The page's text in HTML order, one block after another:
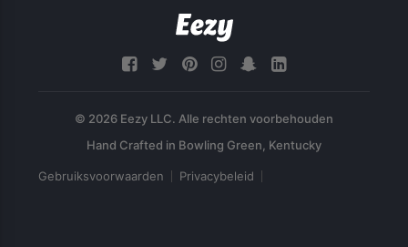
© 2026 Eezy LLC. Alle rechten voorbehouden
Gebruiksvoorwaarden Privacybeleid